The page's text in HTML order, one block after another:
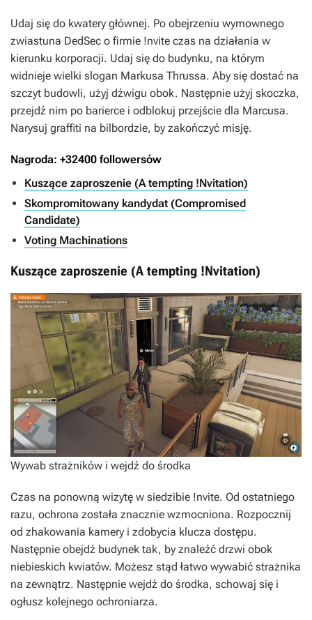
Udaj się do kwatery głównej. Po obejrzeniu wymownego
zwiastuna DedSec o firmie !nvite czas na działania w
kierunku korporacji. Udaj się do budynku, na którym
widnieje wielki slogan Markusa Thrussa. Aby się dostać na
szczyt budowli, użyj dźwigu obok. Następnie użyj skoczka,
przejdź nim po barierce i odblokuj przejście dla Marcusa.
Narysuj graffiti na bilbordzie, by zakończyć misję.
Nagroda: +32400 followersów
Kuszące zaproszenie (A tempting !Nvitation)
Skompromitowany kandydat (Compromised
Candidate)
Voting Machinations
Kuszące zaproszenie (A tempting !Nvitation)
Wywab strażników i wejdź do środka
Czas na ponowną wizytę w siedzibie !nvite. Od ostatniego
razu, ochrona została znacznie wzmocniona. Rozpocznij
od zhakowania kamery i zdobycia klucza dostępu.
Następnie obejdź budynek tak, by znaleźć drzwi obok
niebieskich kwiatów. Możesz stąd łatwo wywabić strażnika
na zewnątrz. Następnie wejdź do środka, schowaj się i
ogłusz kolejnego ochroniarza.